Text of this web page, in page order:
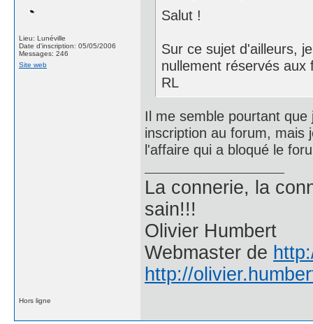
Lieu: Lunéville
Date d'inscription: 05/05/2006
Messages: 246
Site web
Salut !
Sur ce sujet d'ailleurs,
nullement réservés aux
RL
Il me semble pourtant
inscription au forum, mais
l'affaire qui a bloqué le
La connerie, la
sain!!!
Olivier Humbert
Webmaster de
http://
Hors ligne